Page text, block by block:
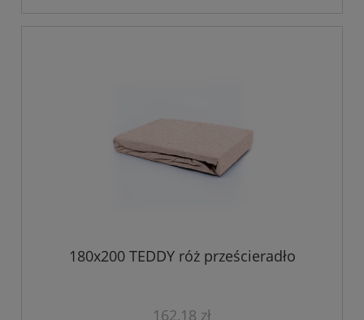
180x200 TEDDY róż prześcieradło
162,18 zł